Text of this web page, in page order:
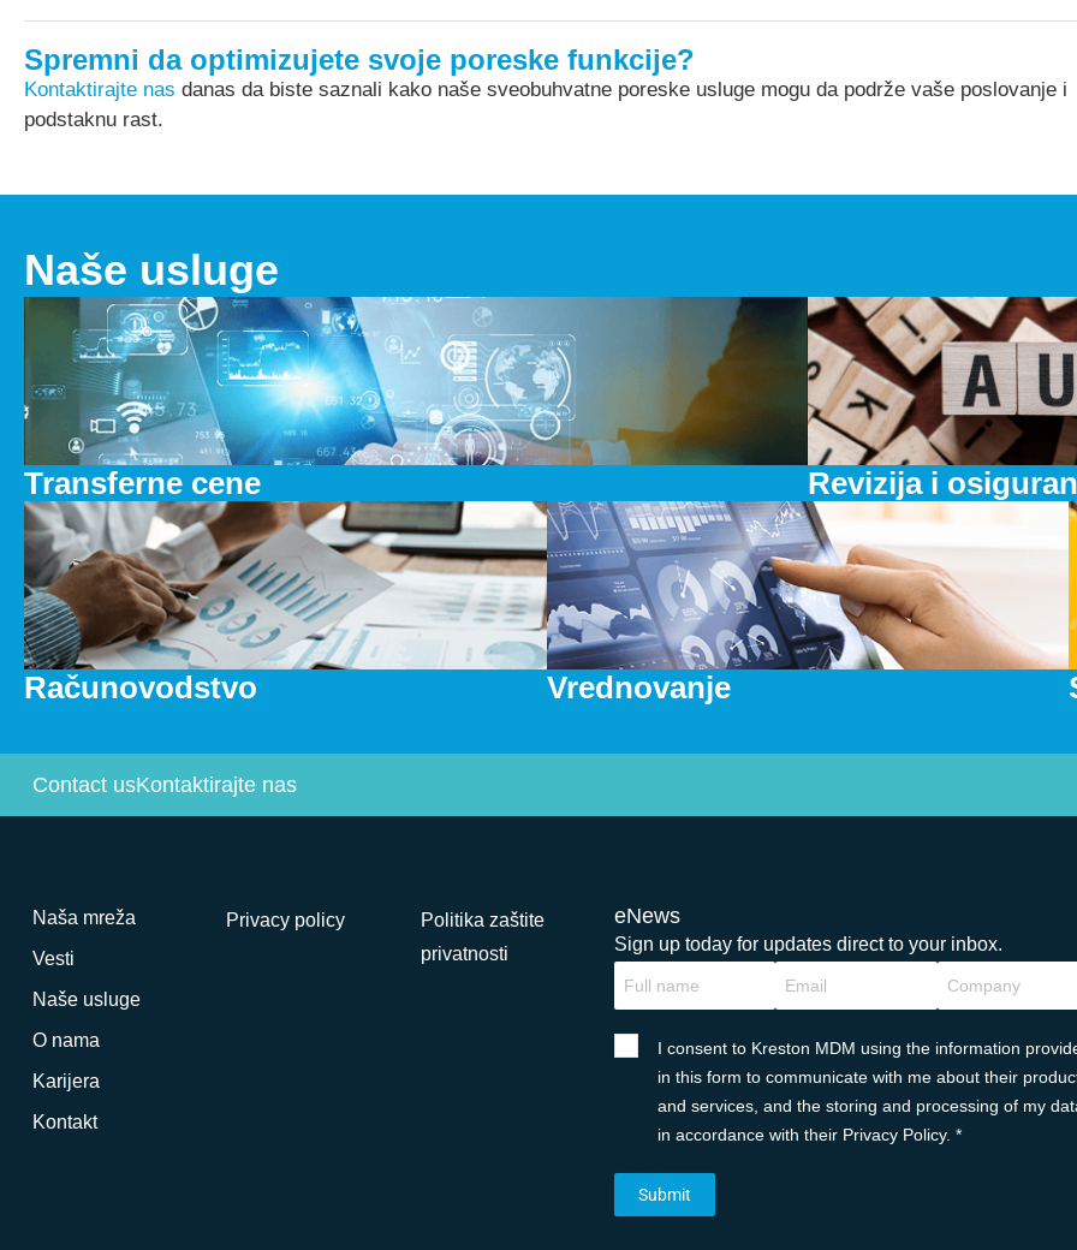
Spremni da optimizujete svoje poreske funkcije?
Kontaktirajte nas danas da biste saznali kako naše sveobuhvatne poreske usluge mogu da podrže vaše poslovanje i
podstaknu rast.
Naše usluge
Transferne cene Revizija i
Računovodstvo Vrednovanje
Contact usKontaktirajte nas
Naša mreža
Vesti
Naše usluge
O nama
Karijera
Kontakt
Privacy policy
Politika zaštite
privatnosti
eNews
Sign up today for updates direct to your inbox.
I consent to Kreston MDM using the information
in this form to communicate with me about their
and services, and the storing and processing of my
in accordance with their Privacy Policy. *